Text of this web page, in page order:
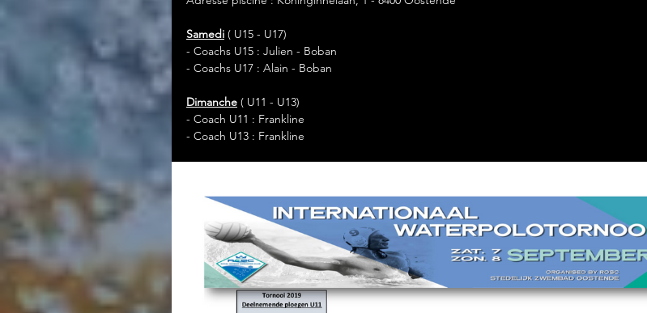
Samedi ( U15 - U17)
- Coachs U15 : Julien - Boban
- Coachs U17 : Alain - Boban
Dimanche ( U11 - U13)
- Coach U11 : Frankline
- Coach U13 : Frankline